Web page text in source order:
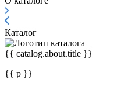
Каталог
{{ catalog.about.title }}
{{ p }}